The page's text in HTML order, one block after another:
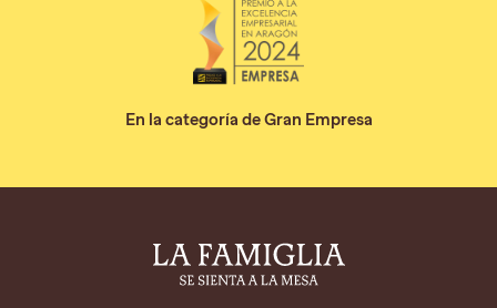
En la categoría de Gran Empresa